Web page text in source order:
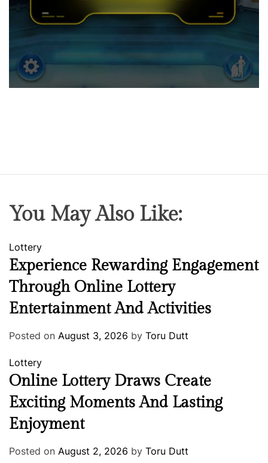
You May Also Like:
Lottery
Experience Rewarding Engagement
Through Online Lottery
Entertainment And Activities
Posted on August 3, 2026 by Toru Dutt
Lottery
Online Lottery Draws Create
Exciting Moments And Lasting
Enjoyment
Posted on August 2, 2026 by Toru Dutt